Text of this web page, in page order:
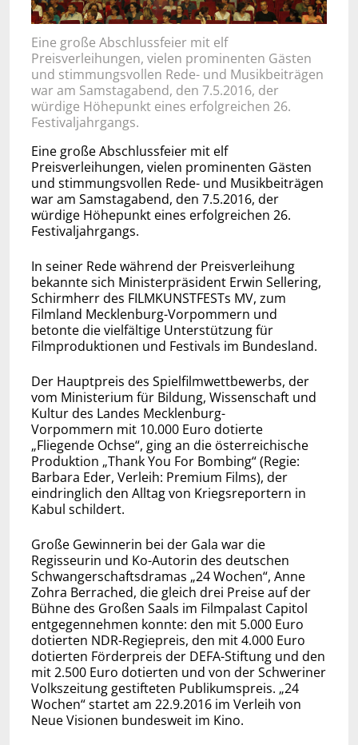
Eine große Abschlussfeier mit elf
Preisverleihungen, vielen prominenten Gästen
und stimmungsvollen Rede- und Musikbeiträgen
war am Samstagabend, den 7.5.2016, der
würdige Höhepunkt eines erfolgreichen 26.
Festivaljahrgangs.
Eine große Abschlussfeier mit elf
Preisverleihungen, vielen prominenten Gästen
und stimmungsvollen Rede- und Musikbeiträgen
war am Samstagabend, den 7.5.2016, der
würdige Höhepunkt eines erfolgreichen 26.
Festivaljahrgangs.
In seiner Rede während der Preisverleihung
bekannte sich Ministerpräsident Erwin Sellering,
Schirmherr des FILMKUNSTFESTs MV, zum
Filmland Mecklenburg-Vorpommern und
betonte die vielfältige Unterstützung für
Filmproduktionen und Festivals im Bundesland.
Der Hauptpreis des Spielfilmwettbewerbs, der
vom Ministerium für Bildung, Wissenschaft und
Kultur des Landes Mecklenburg-
Vorpommern mit 10.000 Euro dotierte
„Fliegende Ochse“, ging an die österreichische
Produktion „Thank You For Bombing“ (Regie:
Barbara Eder, Verleih: Premium Films), der
eindringlich den Alltag von Kriegsreportern in
Kabul schildert.
Große Gewinnerin bei der Gala war die
Regisseurin und Ko-Autorin des deutschen
Schwangerschaftsdramas „24 Wochen“, Anne
Zohra Berrached, die gleich drei Preise auf der
Bühne des Großen Saals im Filmpalast Capitol
entgegennehmen konnte: den mit 5.000 Euro
dotierten NDR-Regiepreis, den mit 4.000 Euro
dotierten Förderpreis der DEFA-Stiftung und den
mit 2.500 Euro dotierten und von der Schweriner
Volkszeitung gestifteten Publikumspreis. „24
Wochen“ startet am 22.9.2016 im Verleih von
Neue Visionen bundesweit im Kino.